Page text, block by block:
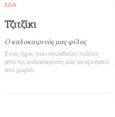
ΖΏΑ
Τζιτζίκι
Ο καλοκαιρινός μας φίλος
Ένας ήχος που συνοδεύει πολλές
από τις καλοκαιρινές μας αναμνήσεις
στο χωριό.